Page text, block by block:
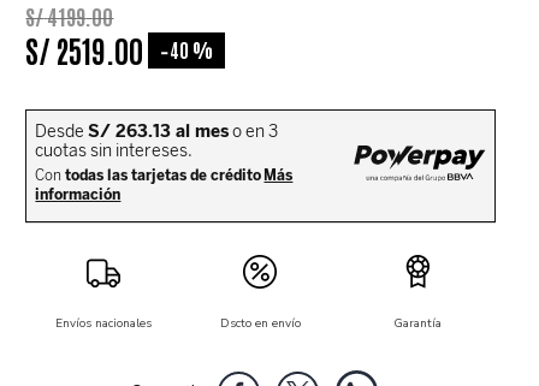
S/4199.00
S/ 2519 00 -40 %
Envíos nacionales Dscto en envío Garantía